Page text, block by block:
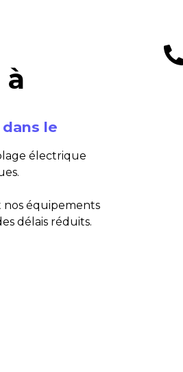
le
électrique
nos équipements
délais réduits.